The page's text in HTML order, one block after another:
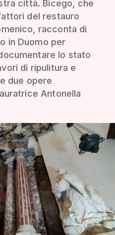
città. Bicego, che
del restauro
racconta di
in Duomo per
lo stato
di ripulitura e
due opere
Antonella